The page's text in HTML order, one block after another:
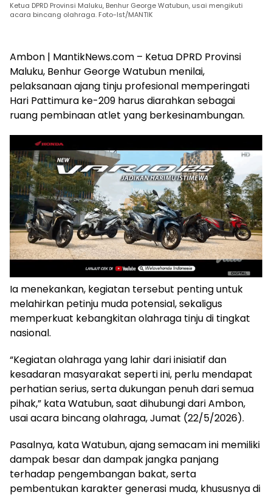
Ketua DPRD Provinsi Maluku, Benhur George Watubun, usai mengikuti
acara bincang olahraga. Foto-Ist/MANTIK
Ambon | MantikNews.com – Ketua DPRD Provinsi
Maluku, Benhur George Watubun menilai,
pelaksanaan ajang tinju profesional memperingati
Hari Pattimura ke-209 harus diarahkan sebagai
ruang pembinaan atlet yang berkesinambungan.
Ia menekankan, kegiatan tersebut penting untuk
melahirkan petinju muda potensial, sekaligus
memperkuat kebangkitan olahraga tinju di tingkat
nasional.
“Kegiatan olahraga yang lahir dari inisiatif dan
kesadaran masyarakat seperti ini, perlu mendapat
perhatian serius, serta dukungan penuh dari semua
pihak,” kata Watubun, saat dihubungi dari Ambon,
usai acara bincang olahraga, Jumat (22/5/2026).
Pasalnya, kata Watubun, ajang semacam ini memiliki
dampak besar dan dampak jangka panjang
terhadap pengembangan bakat, serta
pembentukan karakter generasi muda, khususnya di